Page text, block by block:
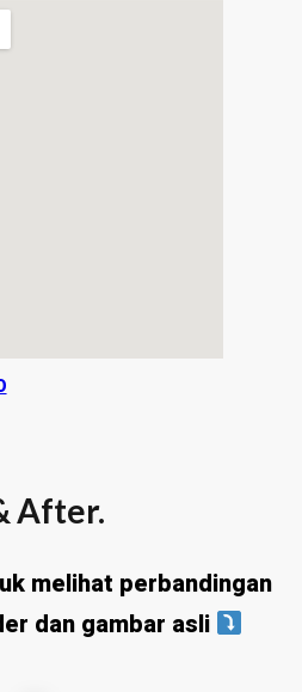
After.
melihat perbandingan
dan gambar asli